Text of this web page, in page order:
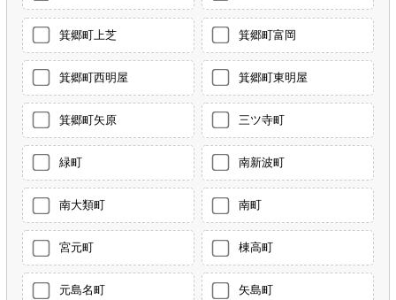
箕郷町上芝 箕郷町富岡
箕郷町西明屋 箕郷町東明屋
箕郷町矢原 三ツ寺町
緑町 南新波町
南大類町 南町
宮元町 棟高町
元島名町 矢島町